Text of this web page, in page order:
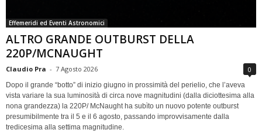
Effemeridi ed Eventi Astronomici
ALTRO GRANDE OUTBURST DELLA
220P/MCNAUGHT
Claudio Pra - 7 Agosto 2026 0
Dopo il grande “botto” di inizio giugno in prossimità del perielio, che l’aveva
vista variare la sua luminosità di circa nove magnitudini (dalla diciottesima alla
nona grandezza) la 220P/ McNaught ha subìto un nuovo potente outburst
presumibilmente tra il 5 e il 6 agosto, passando improvvisamente dalla
tredicesima alla settima magnitudine.